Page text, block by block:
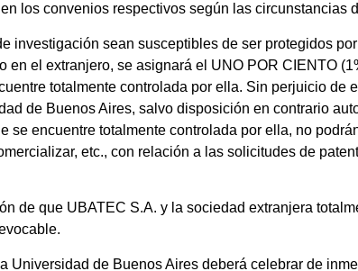
los convenios respectivos según las circunstancias
investigación sean susceptibles de ser protegidos
el extranjero, se asignará el UNO POR CIENTO
totalmente controlada por ella. Sin perjuicio de
de Buenos Aires, salvo disposición en contrario
encuentre totalmente controlada por ella, no
etc., con relación a las solicitudes de
de que UBATEC S.A. y la sociedad extranjera
de Buenos Aires deberá celebrar de